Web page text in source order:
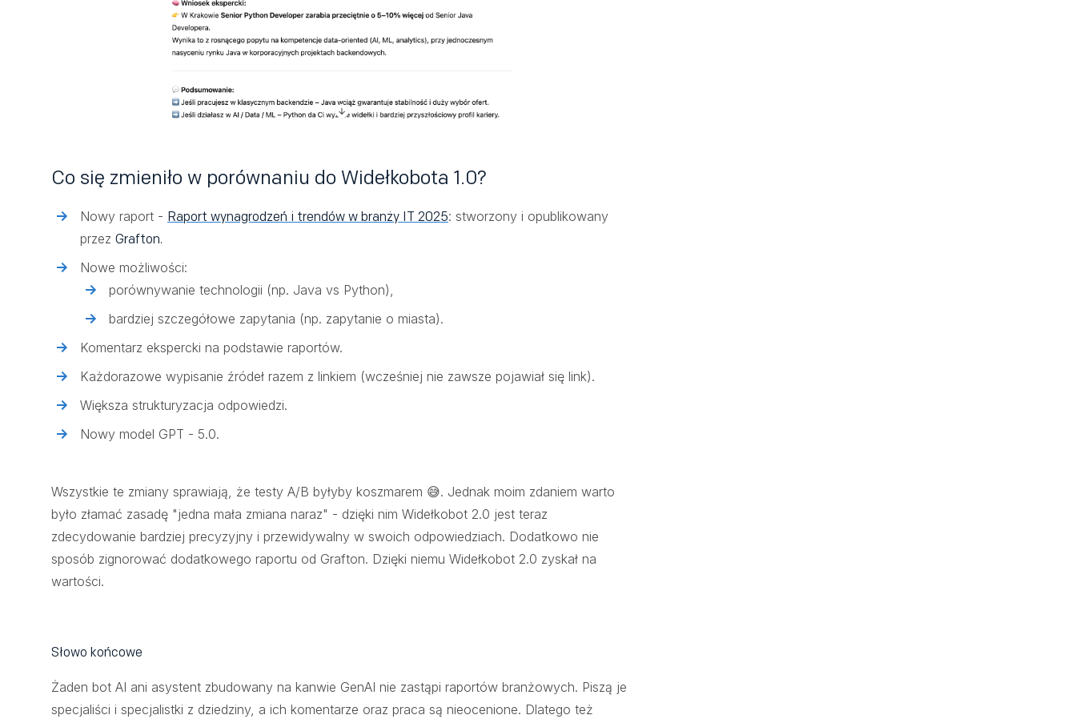
Co się zmieniło w porównaniu do Widełkobota 1.0?
Nowy raport - Raport wynagrodzeń i trendów w branży IT 2025: stworzony i opublikowany
przez Grafton.
Nowe możliwości:
porównywanie technologii (np. Java vs Python),
bardziej szczegółowe zapytania (np. zapytanie o miasta).
Komentarz ekspercki na podstawie raportów.
Każdorazowe wypisanie źródeł razem z linkiem (wcześniej nie zawsze pojawiał się link).
Większa strukturyzacja odpowiedzi.
Nowy model GPT - 5.0.
Wszystkie te zmiany sprawiają, że testy A/B byłyby koszmarem 😅. Jednak moim zdaniem warto
było złamać zasadę "jedna mała zmiana naraz" - dzięki nim Widełkobot 2.0 jest teraz
zdecydowanie bardziej precyzyjny i przewidywalny w swoich odpowiedziach. Dodatkowo nie
sposób zignorować dodatkowego raportu od Grafton. Dzięki niemu Widełkobot 2.0 zyskał na
wartości.
Słowo końcowe
Żaden bot AI ani asystent zbudowany na kanwie GenAI nie zastąpi raportów branżowych. Piszą je
specjaliści i specjalistki z dziedziny, a ich komentarze oraz praca są nieocenione. Dlatego też